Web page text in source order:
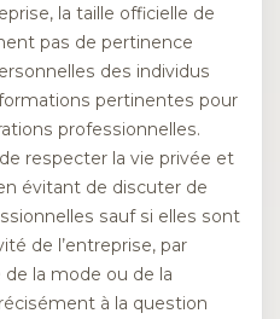
la taille officielle de
pas de pertinence
des individus
pertinentes pour
professionnelles.
respecter la vie privée et
évitant de discuter de
sauf si elles sont
de l’entreprise, par
la mode ou de la
à la question